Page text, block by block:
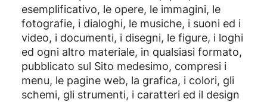
esemplificativo, le opere, le immagini, le
fotografie, i dialoghi, le musiche, i suoni ed i
video, i documenti, i disegni, le figure, i loghi
ed ogni altro materiale, in qualsiasi formato,
pubblicato sul Sito medesimo, compresi i
menu, le pagine web, la grafica, i colori, gli
schemi, gli strumenti, i caratteri ed il design